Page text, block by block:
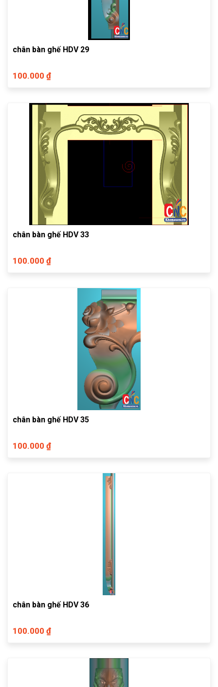
chân bàn ghế HDV 29
100.000 ₫
chân bàn ghế HDV 33
100.000 ₫
chân bàn ghế HDV 35
100.000 ₫
chân bàn ghế HDV 36
100.000 ₫